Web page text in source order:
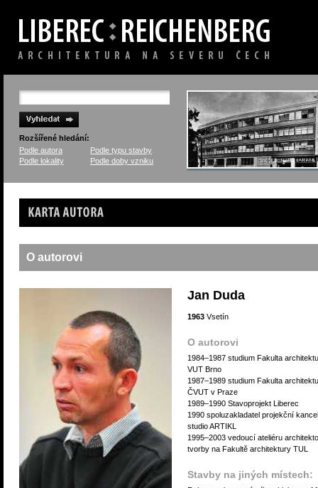
Rozšířené hledání:
Podle autora
Podle typu stavby
Podle lokality
Podle doby vzniku
Karta autora
O autorovi
Jan Duda
1963 Vsetín
O autorovi
1984–1987 studium Fakulta
VUT Brno
1987–1989 studium Fakulta
ČVUT v Praze
1989–1990 Stavoprojekt Liberec
1990 spoluzakladatel projekční
studio ARTIKL
1995–2003 vedoucí ateliéru
tvorby na Fakultě architektury TUL
Stavby na jiných místech: